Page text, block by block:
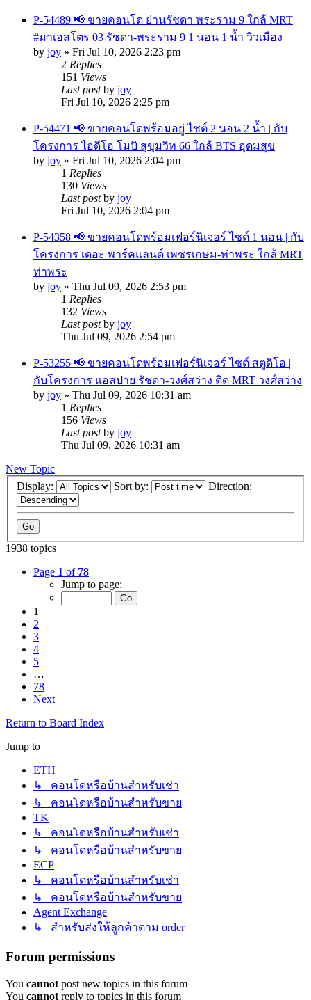
P-54489 📢 ขายคอนโด ย่านรัชดา พระราม 9 ใกล้ MRT
#มาเอสโตร 03 รัชดา-พระราม 9 1 นอน 1 น้ำ วิวเมือง
by joy » Fri Jul 10, 2026 2:23 pm
2 Replies
151 Views
Last postby joy
Fri Jul 10, 2026 2:25 pm
P-54471 📢 ขายคอนโดพร้อมอยู่ ไซต์ 2 นอน 2 น้ำ | กับ
โครงการ ไอดีโอ โมบิ สุขุมวิท 66 ใกล้ BTS อุดมสุข
by joy » Fri Jul 10, 2026 2:04 pm
1 Replies
130 Views
Last postby joy
Fri Jul 10, 2026 2:04 pm
P-54358 📢 ขายคอนโดพร้อมเฟอร์นิเจอร์ ไซต์ 1 นอน | กับ
โครงการ เดอะ พาร์คแลนด์ เพชรเกษม-ท่าพระ ใกล้ MRT
ท่าพระ
by joy » Thu Jul 09, 2026 2:53 pm
1 Replies
132 Views
Last postby joy
Thu Jul 09, 2026 2:54 pm
P-53255 📢 ขายคอนโดพร้อมเฟอร์นิเจอร์ ไซต์ สตูดิโอ |
กับโครงการ แอสปาย รัชดา-วงศ์สว่าง ติด MRT วงศ์สว่าง
by joy » Thu Jul 09, 2026 10:31 am
1 Replies
156 Views
Last postby joy
Thu Jul 09, 2026 10:31 am
New Topic
Display:
Sort by: Direction:
1938 topics
Page 1 of 78
Jump to page:
1
2
3
4
5
…
78
Next
Return to Board Index
Jump to
ETH
↳ คอนโดหรือบ้านสำหรับเช่า
↳ คอนโดหรือบ้านสำหรับขาย
TK
↳ คอนโดหรือบ้านสำหรับเช่า
↳ คอนโดหรือบ้านสำหรับขาย
ECP
↳ คอนโดหรือบ้านสำหรับเช่า
↳ คอนโดหรือบ้านสำหรับขาย
Agent Exchange
↳ สำหรับส่งให้ลูกค้าตาม order
Forum permissions
You cannot post new topics in this forum
You cannot reply to topics in this forum